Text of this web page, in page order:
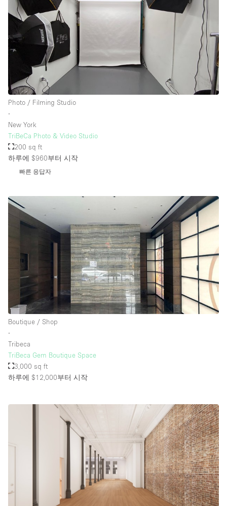
Photo / Filming Studio
∙
New York
TriBeCa Photo & Video Studio
200 sq ft
하루에 $960부터 시작
빠른 응답자
Boutique / Shop
∙
Tribeca
TriBeca Gem Boutique Space
3,000 sq ft
하루에 $12,000부터 시작